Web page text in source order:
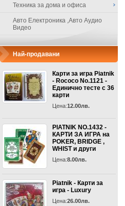
Техника за дома и офиса
Авто Електроника ,Авто Аудио
Видео
Най-продавани
Карти за игра Piatnik
- Rococo No.1121 -
Единично тесте с 36
карти
Цена:12.00лв.
PIATNIK NO.1432 -
КАРТИ ЗА ИГРА на
POKER, BRIDGE ,
WHIST и други
Цена:8.00лв.
Piatnik - Карти за
игра - Luxury
Цена:26.00лв.